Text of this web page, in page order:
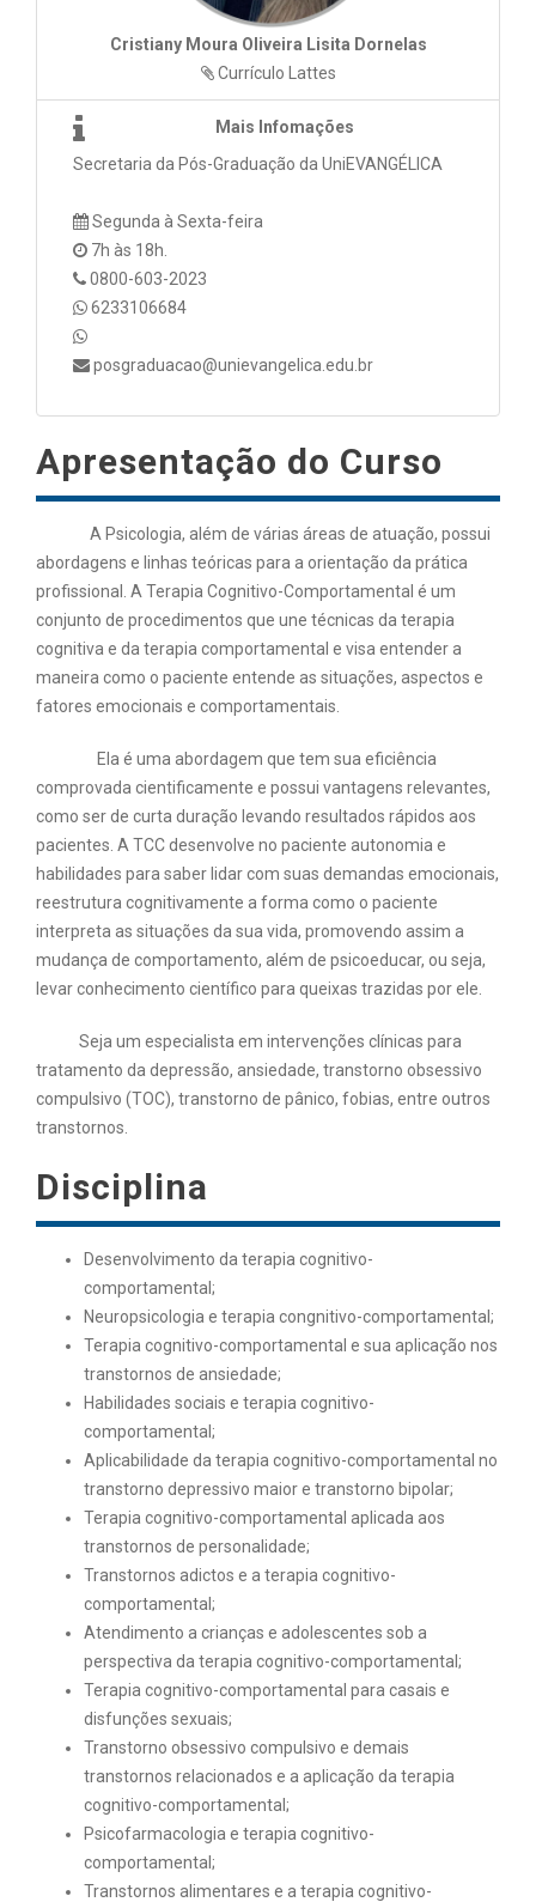
Cristiany Moura Oliveira Lisita Dornelas
Currículo Lattes
Mais Infomações
Secretaria da Pós-Graduação da UniEVANGÉLICA
Segunda à Sexta-feira
7h às 18h.
0800-603-2023
6233106684
posgraduacao@unievangelica.edu.br
Apresentação do Curso
A Psicologia, além de várias áreas de atuação, possui
abordagens e linhas teóricas para a orientação da prática
profissional. A Terapia Cognitivo-Comportamental é um
conjunto de procedimentos que une técnicas da terapia
cognitiva e da terapia comportamental e visa entender a
maneira como o paciente entende as situações, aspectos e
fatores emocionais e comportamentais.
Ela é uma abordagem que tem sua eficiência
comprovada cientificamente e possui vantagens relevantes,
como ser de curta duração levando resultados rápidos aos
pacientes. A TCC desenvolve no paciente autonomia e
habilidades para saber lidar com suas demandas emocionais,
reestrutura cognitivamente a forma como o paciente
interpreta as situações da sua vida, promovendo assim a
mudança de comportamento, além de psicoeducar, ou seja,
levar conhecimento científico para queixas trazidas por ele.
Seja um especialista em intervenções clínicas para
tratamento da depressão, ansiedade, transtorno obsessivo
compulsivo (TOC), transtorno de pânico, fobias, entre outros
transtornos.
Disciplina
Desenvolvimento da terapia cognitivo-
comportamental;
Neuropsicologia e terapia congnitivo-comportamental;
Terapia cognitivo-comportamental e sua aplicação nos
transtornos de ansiedade;
Habilidades sociais e terapia cognitivo-
comportamental;
Aplicabilidade da terapia cognitivo-comportamental no
transtorno depressivo maior e transtorno bipolar;
Terapia cognitivo-comportamental aplicada aos
transtornos de personalidade;
Transtornos adictos e a terapia cognitivo-
comportamental;
Atendimento a crianças e adolescentes sob a
perspectiva da terapia cognitivo-comportamental;
Terapia cognitivo-comportamental para casais e
disfunções sexuais;
Transtorno obsessivo compulsivo e demais
transtornos relacionados e a aplicação da terapia
cognitivo-comportamental;
Psicofarmacologia e terapia cognitivo-
comportamental;
Transtornos alimentares e a terapia cognitivo-